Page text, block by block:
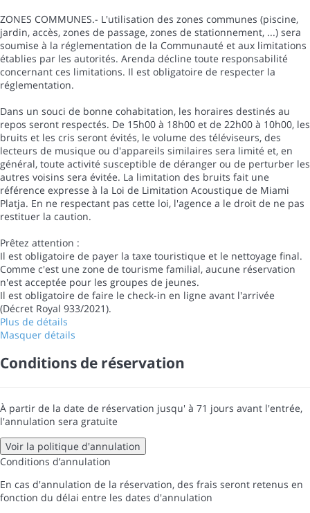
ZONES COMMUNES.- L'utilisation des zones communes (piscine,
jardin, accès, zones de passage, zones de stationnement, ...) sera
soumise à la réglementation de la Communauté et aux limitations
établies par les autorités. Arenda décline toute responsabilité
concernant ces limitations. Il est obligatoire de respecter la
réglementation.
Dans un souci de bonne cohabitation, les horaires destinés au
repos seront respectés. De 15h00 à 18h00 et de 22h00 à 10h00, les
bruits et les cris seront évités, le volume des téléviseurs, des
lecteurs de musique ou d'appareils similaires sera limité et, en
général, toute activité susceptible de déranger ou de perturber les
autres voisins sera évitée. La limitation des bruits fait une
référence expresse à la Loi de Limitation Acoustique de Miami
Platja. En ne respectant pas cette loi, l'agence a le droit de ne pas
restituer la caution.
Prêtez attention :
Il est obligatoire de payer la taxe touristique et le nettoyage final.
Comme c'est une zone de tourisme familial, aucune réservation
n'est acceptée pour les groupes de jeunes.
Il est obligatoire de faire le check-in en ligne avant l'arrivée
(Décret Royal 933/2021).
Plus de détails
Masquer détails
Conditions de réservation
À partir de la date de réservation jusqu' à 71 jours avant l'entrée,
l'annulation sera gratuite
Voir la politique d'annulation
Conditions d’annulation
En cas d'annulation de la réservation, des frais seront retenus en
fonction du délai entre les dates d'annulation